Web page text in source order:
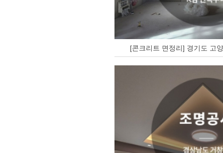
[콘크리트 면정리] 경기도 고